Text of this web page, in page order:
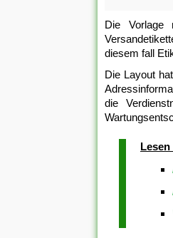
Die Vorlage
diesem fall
Die Layout
die
Lesen